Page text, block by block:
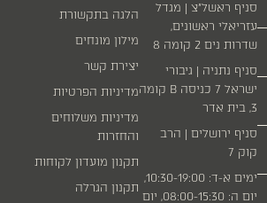
סניף ראשל״צ | מגדל
עזריאלי ראשונים,
שדרות נים 2 קומה 8
סניף נתניה | גיבורי
ישראל 7 כניסה B קומה
3, בית אדר
סניף ירושלים | הרב
קוק 7
ימים א-ד: 10:30-19:00,
יום ה: 08:00-15:30, יום
הלגה בתקשורת
מילון מונחים
יצירת קשר
מדיניות הפרטיות
מדיניות משלוחים
והחזרות
תקנון מועדון לקוחות
תקנון הגרלה